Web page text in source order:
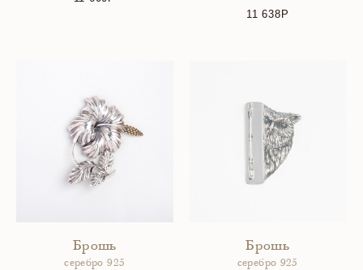
11 638
Брошь
серебро 925
Брошь
серебро 925